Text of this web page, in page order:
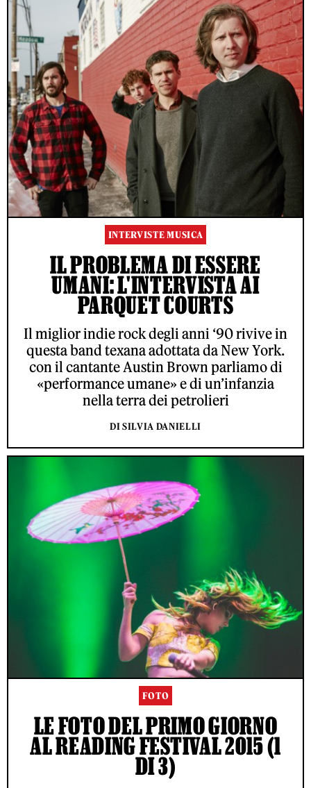
INTERVISTE MUSICA
IL PROBLEMA DI ESSERE
UMANI: L'INTERVISTA AI
PARQUET COURTS
Il miglior indie rock degli anni ‘90 rivive in
questa band texana adottata da New York.
con il cantante Austin Brown parliamo di
«performance umane» e di un’infanzia
nella terra dei petrolieri
DI SILVIA DANIELLI
FOTO
LE FOTO DEL PRIMO GIORNO
AL READING FESTIVAL 2015 (1
DI 3)